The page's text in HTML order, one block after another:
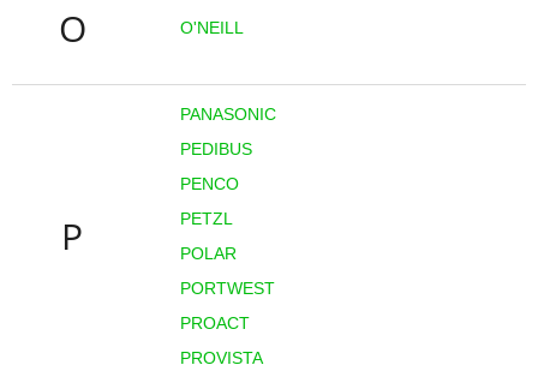
O O'NEILL
P
PANASONIC
PEDIBUS
PENCO
PETZL
POLAR
PORTWEST
PROACT
PROVISTA